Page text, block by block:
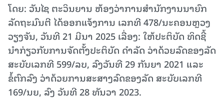
ໂດຍ: ວັນໄຊ ຕະວິນຍານ ຫ້ອງວ່າການສໍານັກງານນາຍົກ
ລັດຖະມົນຕີ ໄດ້ອອກແຈ້ງການ ເລກທີ 478/ນະຄອນຫຼວງ
ວຽງຈັນ, ວັນທີ 21 ມີນາ 2025 ເລື່ອງ: ໃຫ້ປະຕິບັດ ທິດຊີ້
ນໍາກ່ຽວກັບການຈັດຕັ້ງປະຕິບັດ ດໍາລັດ ວ່າດ້ວຍລົດຂອງລັດ
ສະບັບເລກທີ 599/ລບ, ລົງວັນທີ 29 ກັນຍາ 2021 ແລະ
ຂໍ້ຕົກລົງ ວ່າດ້ວຍການສະສາງລົດຂອງລັດ ສະບັບເລກທີ
169/ນຍ, ລົງ ວັນທີ 28 ທັນວາ 2023.